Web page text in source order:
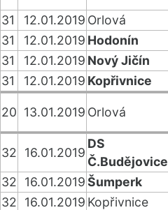
31
12.01.2019 Orlová
31
12.01.2019 Hodonín
31
12.01.2019 Nový Jičín
31
12.01.2019 Kopřivnice
20 13.01.2019 Orlová
32 16.01.2019
DS
Č.Budějovice
32
16.01.2019Šumperk
32
16.01.2019 Kopřivnice